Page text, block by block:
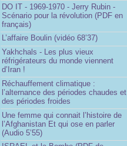
DO IT - 1969-1970 - Jerry Rubin -
Scénario pour la révolution (PDF en
français)
L’affaire Boulin (vidéo 68’37)
Yakhchals - Les plus vieux
réfrigérateurs du monde viennent
d’Iran !
Réchauffement climatique :
l’alternance des périodes chaudes et
des périodes froides
Une femme qui connait l’histoire de
l’Afghanistan Et qui ose en parler
(Audio 5’55)